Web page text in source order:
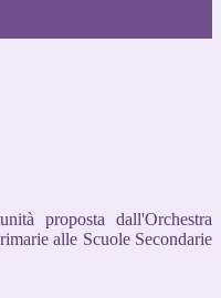
proposta dall'Orchestra
alle Scuole Secondarie